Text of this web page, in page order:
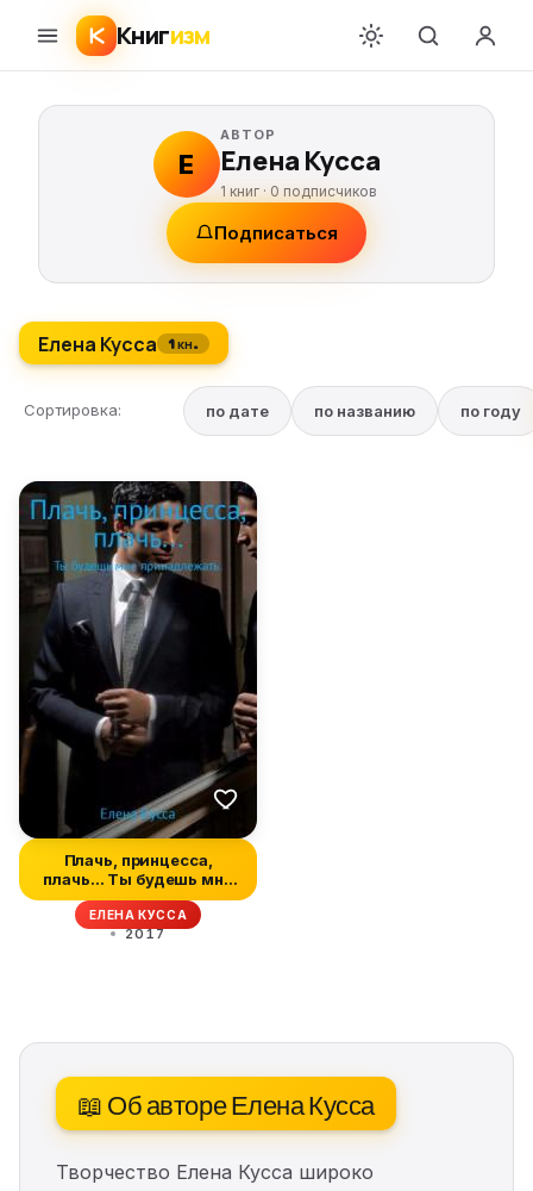
Книгизм
Е
АВТОР
Елена Кусса
1 книг · 0 подписчиков
Подписаться
Елена Кусса 1 кн.
Сортировка: по дате по названию по году
Плачь, принцесса,
плачь… Ты будешь мне
принадлежат...
ЕЛЕНА КУССА
2017
📖 Об авторе Елена Кусса
Творчество Елена Кусса широко